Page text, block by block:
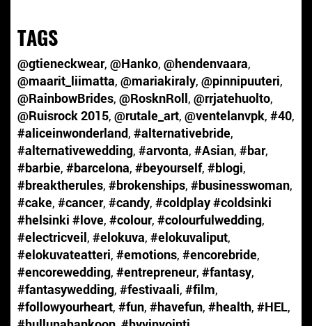
TAGS
@gtieneckwear, @Hanko, @hendenvaara,
@maarit_liimatta, @mariakiraly, @pinnipuuteri,
@RainbowBrides, @RosknRoll, @rrjatehuolto,
@Ruisrock 2015, @rutale_art, @ventelanvpk, #40,
#aliceinwonderland, #alternativebride,
#alternativewedding, #arvonta, #Asian, #bar,
#barbie, #barcelona, #beyourself, #blogi,
#breaktherules, #brokenships, #businesswoman,
#cake, #cancer, #candy, #coldplay #coldsinki
#helsinki #love, #colour, #colourfulwedding,
#electricveil, #elokuva, #elokuvaliput,
#elokuvateatteri, #emotions, #encorebride,
#encorewedding, #entrepreneur, #fantasy,
#fantasywedding, #festivaali, #film,
#followyourheart, #fun, #havefun, #health, #HEL,